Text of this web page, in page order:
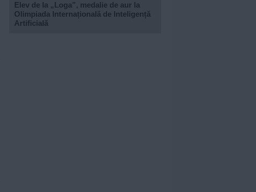
Elev de la „Loga”, medalie de aur la
Olimpiada Internațională de Inteligență
Artificială